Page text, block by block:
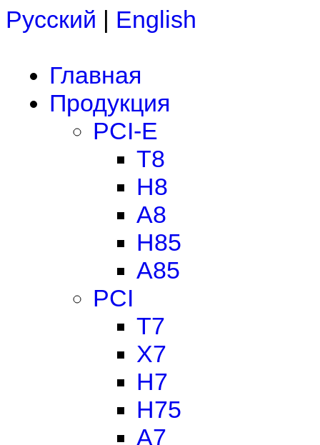
Русский | English
Главная
Продукция
PCI-E
T8
H8
A8
H85
A85
PCI
T7
X7
H7
H75
A7